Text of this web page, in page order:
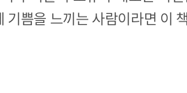
쁨을 느끼는 사람이라면 이